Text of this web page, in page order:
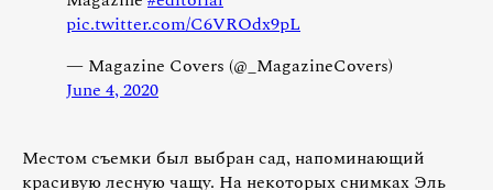
pic.twitter.com/C6VROdx9pL
— Magazine Covers (@_MagazineCovers)
June 4, 2020
Местом съемки был выбран сад, напоминающий
красивую лесную чащу. На некоторых снимках Эль